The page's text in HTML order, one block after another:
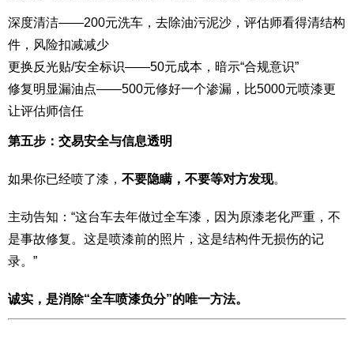
深度清洁——200元洗车，去除油污泥沙，评估师看得清结构
件，风险扣减减少
更换反光贴/安全标识——50元成本，暗示“合规意识”
修复明显漏油点——500元修好一个渗漏，比5000元喷漆更
让评估师信任
第五步：交易安全与信息透明
如果你已经喷了漆， 不要隐瞒，不要等对方发现。
主动告知：“这台车去年做过全车漆，因为原漆老化严重，不
是事故修复。这是喷漆前的照片，这是结构件无损伤的记
录。”
诚实，是消除“全车喷漆负分”的唯一方法。